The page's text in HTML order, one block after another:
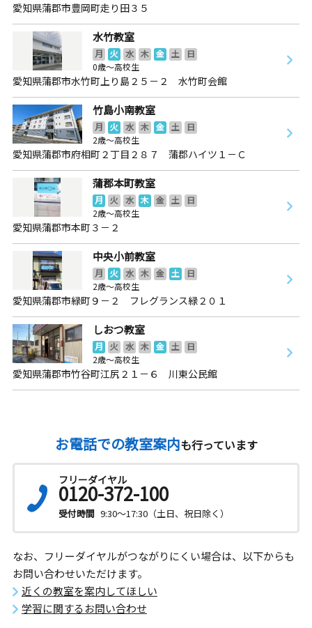
愛知県蒲郡市豊岡町走り田３５
水竹教室
月 火 水 木 金 土
日
0歳～高校生
愛知県蒲郡市水竹町上り島２５－２ 水竹町会館
竹島小南教室
月 火 水 木 金 土
日
2歳～高校生
愛知県蒲郡市府相町２丁目２８７ 蒲郡ハイツ１－Ｃ
蒲郡本町教室
月 火 水 木 金 土
日
2歳～高校生
愛知県蒲郡市本町３－２
中央小前教室
月 火 水 木 金 土
日
2歳～高校生
愛知県蒲郡市緑町９－２ フレグランス緑２０１
しおつ教室
月 火 水 木 金 土
日
2歳～高校生
愛知県蒲郡市竹谷町江尻２１－６ 川東公民館
お電話での教室案内も行っています
フリーダイヤル
0120-372-100
受付時間 9:30～17:30（土日、祝日除く）
なお、フリーダイヤルがつながりにくい場合は、以下からも
お問い合わせいただけます。
近くの教室を案内してほしい
学習に関するお問い合わせ